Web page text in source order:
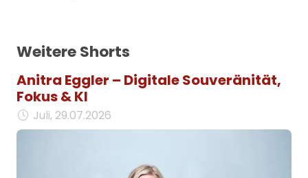
Weitere Shorts
Anitra Eggler – Digitale Souveränität,
Fokus & KI
Juli, 29.07.2026